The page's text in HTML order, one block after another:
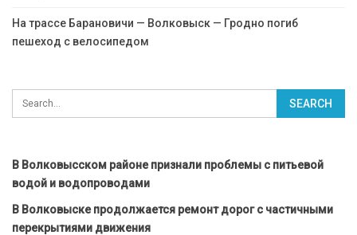
На трассе Барановичи — Волковыск — Гродно погиб
пешеход с велосипедом
В Волковысском районе признали проблемы с питьевой
водой и водопроводами
В Волковыске продолжается ремонт дорог с частичными
перекрытиями движения